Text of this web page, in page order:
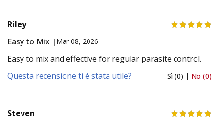
Riley
Easy to Mix | Mar 08, 2026
Easy to mix and effective for regular parasite control.
Questa recensione ti è stata utile?
Sì (0) | No (0)
Steven